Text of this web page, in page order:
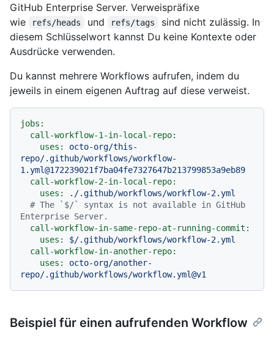
GitHub Enterprise Server. Verweispräfixe
wie
refs/heads und refs/tags
sind nicht zulässig. In
diesem Schlüsselwort kannst Du keine Kontexte oder
Ausdrücke verwenden.
Du kannst mehrere Workflows aufrufen, indem du
jeweils in einem eigenen Auftrag auf diese verweist.
jobs:
call-workflow-1-in-local-repo:
uses:
octo-org/this-
repo/.github/workflows/workflow-
1.yml@172239021f7ba04fe7327647b213799853a9eb89
call-workflow-2-in-local-repo:
uses:
./.github/workflows/workflow-2.yml
# The `$/` syntax is not available in GitHub
Enterprise Server.
call-workflow-in-same-repo-at-running-commit:
uses:
$/.github/workflows/workflow-2.yml
call-workflow-in-another-repo:
uses:
octo-org/another-
repo/.github/workflows/workflow.yml@v1
Beispiel für einen aufrufenden Workflow